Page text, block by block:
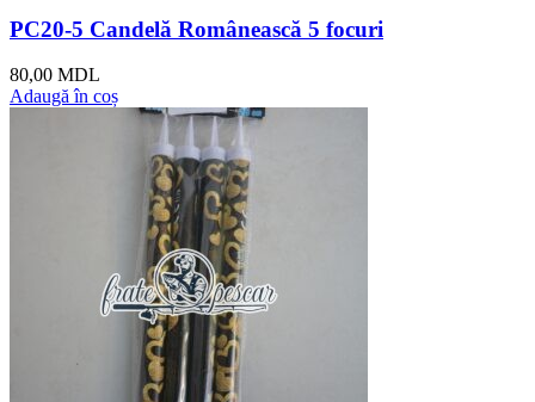
PC20-5 Candelă Românească 5 focuri
80,00 MDL
Adaugă în coș